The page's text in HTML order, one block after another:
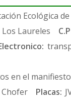
Ecológica de
Los Laureles
en el
Chofer Placas: